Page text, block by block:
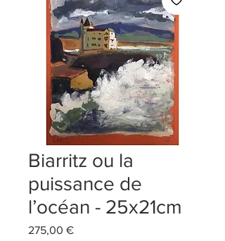
Biarritz ou la
puissance de
l’océan - 25x21cm
275,00 €Prix